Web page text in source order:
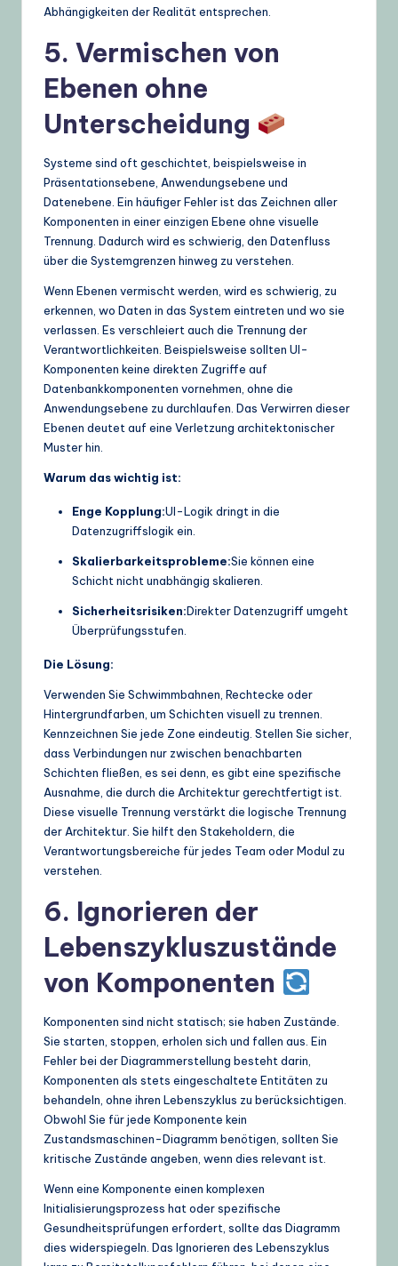
Abhängigkeiten der Realität entsprechen.
5. Vermischen von
Ebenen ohne
Unterscheidung
Systeme sind oft geschichtet, beispielsweise in
Präsentationsebene, Anwendungsebene und
Datenebene. Ein häufiger Fehler ist das Zeichnen aller
Komponenten in einer einzigen Ebene ohne visuelle
Trennung. Dadurch wird es schwierig, den Datenfluss
über die Systemgrenzen hinweg zu verstehen.
Wenn Ebenen vermischt werden, wird es schwierig, zu
erkennen, wo Daten in das System eintreten und wo sie
verlassen. Es verschleiert auch die Trennung der
Verantwortlichkeiten. Beispielsweise sollten UI-
Komponenten keine direkten Zugriffe auf
Datenbankkomponenten vornehmen, ohne die
Anwendungsebene zu durchlaufen. Das Verwirren dieser
Ebenen deutet auf eine Verletzung architektonischer
Muster hin.
Warum das wichtig ist:
Enge Kopplung:UI-Logik dringt in die
Datenzugriffslogik ein.
Skalierbarkeitsprobleme:Sie können eine
Schicht nicht unabhängig skalieren.
Sicherheitsrisiken:Direkter Datenzugriff umgeht
Überprüfungsstufen.
Die Lösung:
Verwenden Sie Schwimmbahnen, Rechtecke oder
Hintergrundfarben, um Schichten visuell zu trennen.
Kennzeichnen Sie jede Zone eindeutig. Stellen Sie sicher,
dass Verbindungen nur zwischen benachbarten
Schichten fließen, es sei denn, es gibt eine spezifische
Ausnahme, die durch die Architektur gerechtfertigt ist.
Diese visuelle Trennung verstärkt die logische Trennung
der Architektur. Sie hilft den Stakeholdern, die
Verantwortungsbereiche für jedes Team oder Modul zu
verstehen.
6. Ignorieren der
Lebenszykluszustände
von Komponenten
Komponenten sind nicht statisch; sie haben Zustände.
Sie starten, stoppen, erholen sich und fallen aus. Ein
Fehler bei der Diagrammerstellung besteht darin,
Komponenten als stets eingeschaltete Entitäten zu
behandeln, ohne ihren Lebenszyklus zu berücksichtigen.
Obwohl Sie für jede Komponente kein
Zustandsmaschinen-Diagramm benötigen, sollten Sie
kritische Zustände angeben, wenn dies relevant ist.
Wenn eine Komponente einen komplexen
Initialisierungsprozess hat oder spezifische
Gesundheitsprüfungen erfordert, sollte das Diagramm
dies widerspiegeln. Das Ignorieren des Lebenszyklus